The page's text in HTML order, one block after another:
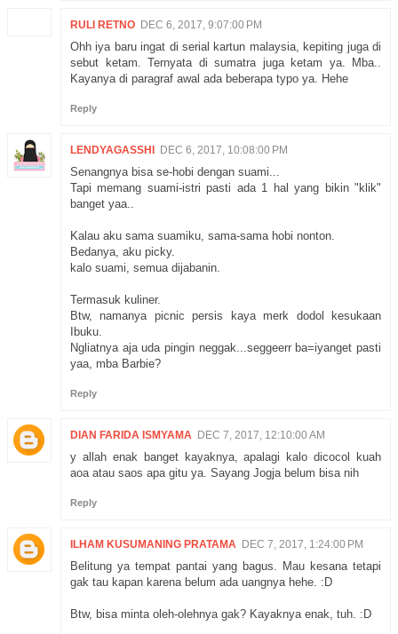
RULI RETNO DEC 6, 2017, 9:07:00 PM
Ohh iya baru ingat di serial kartun malaysia, kepiting juga di
sebut ketam. Ternyata di sumatra juga ketam ya. Mba..
Kayanya di paragraf awal ada beberapa typo ya. Hehe
Reply
LENDYAGASSHI DEC 6, 2017, 10:08:00 PM
Senangnya bisa se-hobi dengan suami...
Tapi memang suami-istri pasti ada 1 hal yang bikin "klik"
banget yaa..
Kalau aku sama suamiku, sama-sama hobi nonton.
Bedanya, aku picky.
kalo suami, semua dijabanin.
Termasuk kuliner.
Btw, namanya picnic persis kaya merk dodol kesukaan
Ibuku.
Ngliatnya aja uda pingin neggak...seggeerr ba=iyanget pasti
yaa, mba Barbie?
Reply
DIAN FARIDA ISMYAMA DEC 7, 2017, 12:10:00 AM
y allah enak banget kayaknya, apalagi kalo dicocol kuah
aoa atau saos apa gitu ya. Sayang Jogja belum bisa nih
Reply
ILHAM KUSUMANING PRATAMA DEC 7, 2017, 1:24:00 PM
Belitung ya tempat pantai yang bagus. Mau kesana tetapi
gak tau kapan karena belum ada uangnya hehe. :D
Btw, bisa minta oleh-olehnya gak? Kayaknya enak, tuh. :D